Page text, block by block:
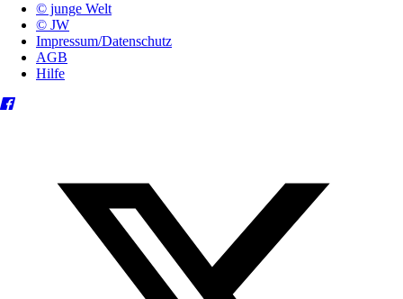
© junge Welt
© JW
Impressum/Datenschutz
AGB
Hilfe